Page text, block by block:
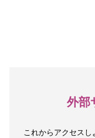
外部
これからアクセスし